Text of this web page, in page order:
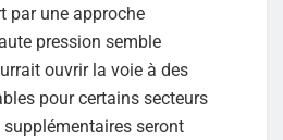
par une approche
pression semble
ouvrir la voie à des
pour certains secteurs
supplémentaires seront